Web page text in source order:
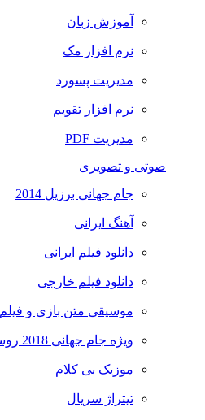
آموزش زبان
نرم افزار مک
مدیریت پسورد
نرم افزار تقویم
مدیریت PDF
صوتی و تصویری
جام جهانی برزیل 2014
آهنگ ایرانی
دانلود فیلم ایرانی
دانلود فیلم خارجی
موسیقی متن بازی و فیلم
ویژه جام جهانی 2018 روسیه
موزیک بی کلام
تیتراژ سریال